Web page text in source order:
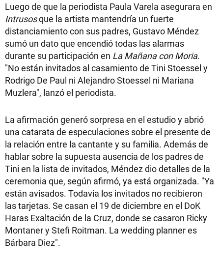
Luego de que la periodista Paula Varela asegurara en
Intrusosque la artista mantendría un fuerte
distanciamiento con sus padres, Gustavo Méndez
sumó un dato que encendió todas las alarmas
durante su participación en La Mañana con Moria.
"No están invitados al casamiento de Tini Stoessel y
Rodrigo De Paul ni Alejandro Stoessel ni Mariana
Muzlera", lanzó el periodista.
La afirmación generó sorpresa en el estudio y abrió
una catarata de especulaciones sobre el presente de
la relación entre la cantante y su familia. Además de
hablar sobre la supuesta ausencia de los padres de
Tini en la lista de invitados, Méndez dio detalles de la
ceremonia que, según afirmó, ya está organizada. "Ya
están avisados. Todavía los invitados no recibieron
las tarjetas. Se casan el 19 de diciembre en el DoK
Haras Exaltación de la Cruz, donde se casaron Ricky
Montaner y Stefi Roitman. La wedding planner es
Bárbara Diez".